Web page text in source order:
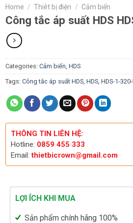
Home / Thiêt bị điện / Cảm biến
Công tắc áp suất HDS
Categories: Cảm biến, HDS
Tags: Công tắc áp suất HDS, HDS, HDS-1-
THÔNG TIN LIÊN HỆ:
Hotline: 0859 455 333
Email:thietbicrown@gmail.com
LỢI ÍCH KHI MUA
Sản phẩm chính hãng 100%